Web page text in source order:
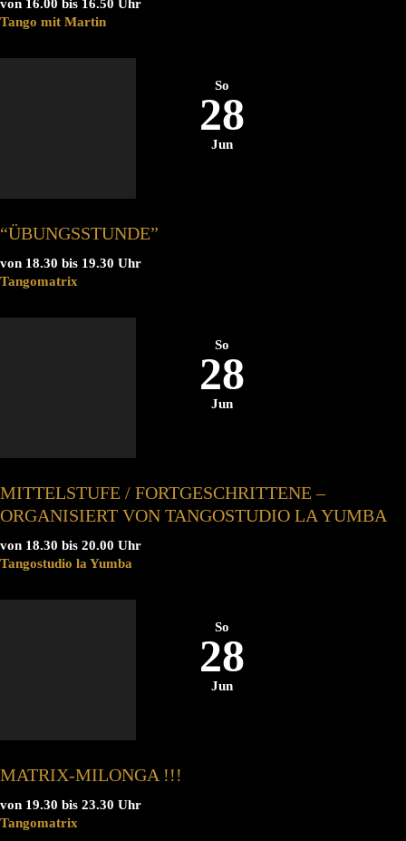
von 16.00 bis 16.50 Uhr
Tango mit Martin
So
28
Jun
“ÜBUNGSSTUNDE”
von 18.30 bis 19.30 Uhr
Tangomatrix
So
28
Jun
MITTELSTUFE / FORTGESCHRITTENE –
ORGANISIERT VON TANGOSTUDIO LA YUMBA
von 18.30 bis 20.00 Uhr
Tangostudio la Yumba
So
28
Jun
MATRIX-MILONGA !!!
von 19.30 bis 23.30 Uhr
Tangomatrix